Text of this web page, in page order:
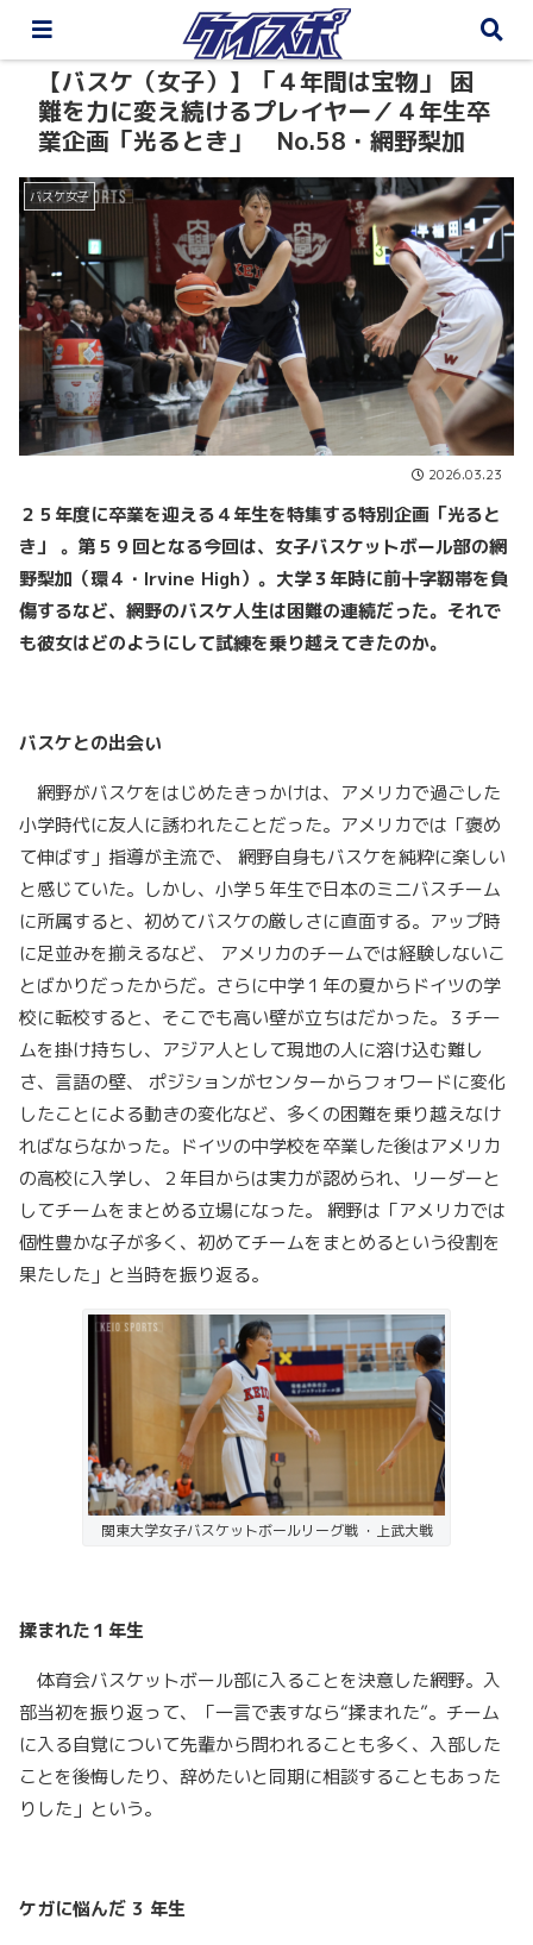
【バスケ（女子）】「４年間は宝物」 困
難を力に変え続けるプレイヤー／４年生卒
業企画「光るとき」 No.58・網野梨加
バスケ女子
2026.03.23
２５年度に卒業を迎える４年生を特集する特別企画「光ると
き」 。第５９回となる今回は、女子バスケットボール部の網
野梨加（環４・Irvine High）。大学３年時に前十字靭帯を負
傷するなど、網野のバスケ人生は困難の連続だった。それで
も彼女はどのようにして試練を乗り越えてきたのか。
バスケとの出会い
網野がバスケをはじめたきっかけは、アメリカで過ごした
小学時代に友人に誘われたことだった。アメリカでは「褒め
て伸ばす」指導が主流で、 網野自身もバスケを純粋に楽しい
と感じていた。しかし、小学５年生で日本のミニバスチーム
に所属すると、初めてバスケの厳しさに直面する。アップ時
に足並みを揃えるなど、 アメリカのチームでは経験しないこ
とばかりだったからだ。さらに中学１年の夏からドイツの学
校に転校すると、そこでも高い壁が立ちはだかった。３チー
ムを掛け持ちし、アジア人として現地の人に溶け込む難し
さ、言語の壁、 ポジションがセンターからフォワードに変化
したことによる動きの変化など、多くの困難を乗り越えなけ
ればならなかった。ドイツの中学校を卒業した後はアメリカ
の高校に入学し、２年目からは実力が認められ、リーダーと
してチームをまとめる立場になった。 網野は「アメリカでは
個性豊かな子が多く、初めてチームをまとめるという役割を
果たした」と当時を振り返る。
関東大学女子バスケットボールリーグ戦 ・上武大戦
揉まれた１年生
体育会バスケットボール部に入ることを決意した網野。入
部当初を振り返って、「一言で表すなら“揉まれた”。チーム
に入る自覚について先輩から問われることも多く、入部した
ことを後悔したり、辞めたいと同期に相談することもあった
りした」という。
ケガに悩んだ 3 年生